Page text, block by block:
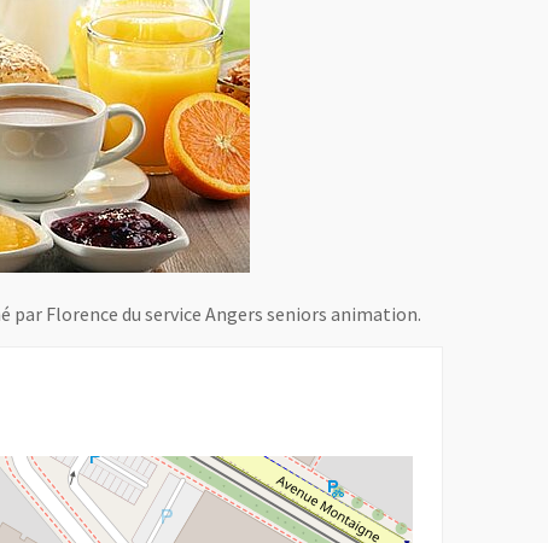
Florence du service Angers seniors animation.